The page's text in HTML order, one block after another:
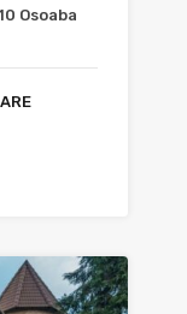
Osoaba